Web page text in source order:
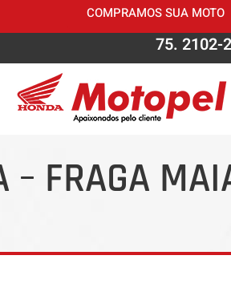
COMPRAMOS SUA MOTO
75. 2102-
– FRAGA